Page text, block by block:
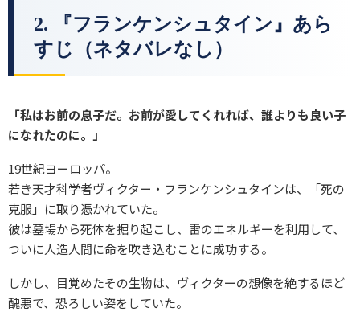
2. 『フランケンシュタイン』あら
すじ（ネタバレなし）
「私はお前の息子だ。お前が愛してくれれば、誰よりも良い子
になれたのに。」
19世紀ヨーロッパ。
若き天才科学者ヴィクター・フランケンシュタインは、「死の
克服」に取り憑かれていた。
彼は墓場から死体を掘り起こし、雷のエネルギーを利用して、
ついに人造人間に命を吹き込むことに成功する。
しかし、目覚めたその生物は、ヴィクターの想像を絶するほど
醜悪で、恐ろしい姿をしていた。